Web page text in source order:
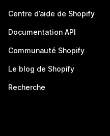
Centre d’aide de Shopify
Documentation API
Communauté Shopify
Le blog de Shopify
Recherche